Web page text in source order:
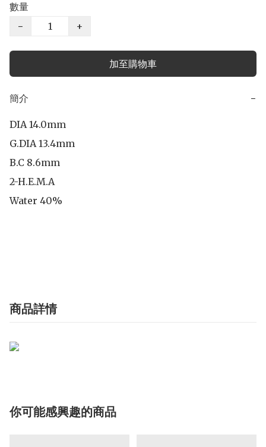
數量
−
+
加至購物車
簡介 −
DIA 14.0mm
G.DIA 13.4mm
B.C 8.6mm
2-H.E.M.A
Water 40%
商品詳情
你可能感興趣的商品